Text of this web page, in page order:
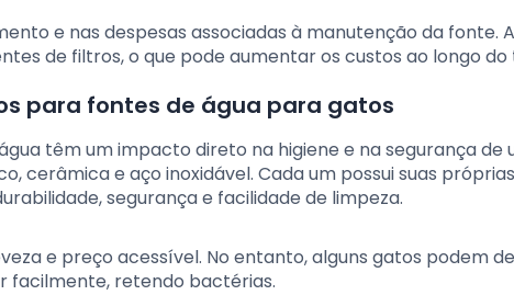
e nas despesas associadas à manutenção da fonte.
de filtros, o que pode aumentar os custos ao longo do
para fontes de água para gatos
têm um impacto direto na higiene e na segurança de
cerâmica e aço inoxidável. Cada um possui suas
segurança e facilidade de limpeza.
e preço acessível. No entanto, alguns gatos podem
facilmente, retendo bactérias.